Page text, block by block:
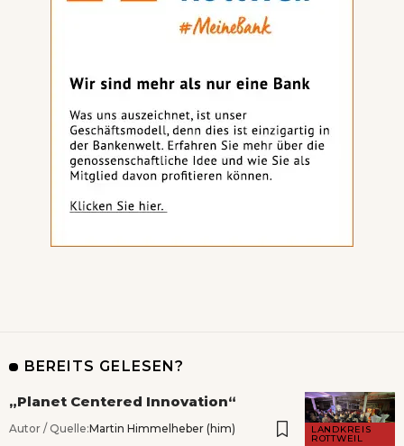
BEREITS GELESEN?
LANDKREIS
ROTTWEIL
„Planet Centered Innovation“
Autor / Quelle:Martin Himmelheber (him)